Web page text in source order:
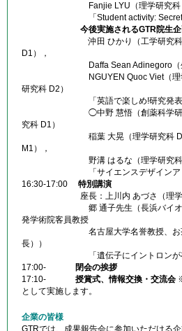
Fanjie LYU （理学研究科
「Student activity: Secret to
今後実施されるGTR院生
沖田 ひかり（工学研究科 D1）
D1），
Daffa Sean Adinegoro（生命
NGUYEN Quoc Viet（理学研究
研究科 D2）
「英語で楽しめ!研究発表
◯中野 慧悟（創薬科学研究科
究科 D1）
稲葉 大晃（理学研究科 D1），
M1），
野溝 はるな（理学研究科
「サイエンスデザインアドバ
16:30-17:00 特別講演
座長：上川内 あづさ（理学研
郷 通子先生（長浜バイオ大学
発学術院客員教授
名古屋大学名誉教授、お茶の
長））
「遺伝子にイントロンが存在
17:00-
閉会の挨拶
17:10- 授賞式、情報交換・交流会
として実施します。
企業の皆様
GTRでは、成果報告会に参加いただける企